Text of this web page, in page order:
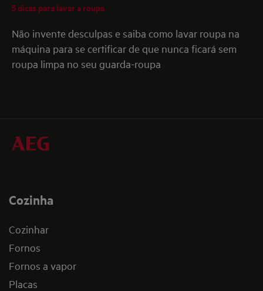
5 dicas para lavar a roupa
Não invente desculpas e saiba como lavar roupa na
máquina para se certificar de que nunca ficará sem
roupa limpa no seu guarda-roupa
Cozinha
Cozinhar
Fornos
Fornos a vapor
Placas